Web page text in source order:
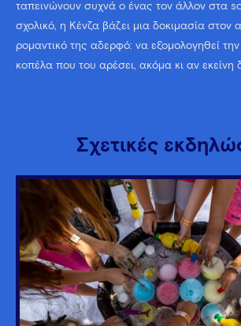
ταπεινώνουν συχνά ο ένας τον άλλον στα
σχολικό, η Κένζα βάζει μια δοκιμασία στον
ρομαντικό της αδερφό: να εξομολογηθεί
κοπέλα που του αρέσει, ακόμα κι αν εκείνη
Σχετικές